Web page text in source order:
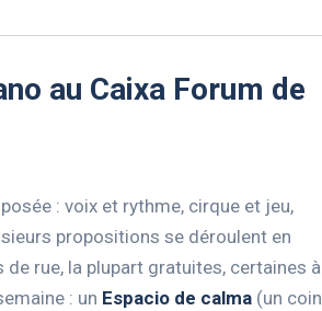
au Caixa Forum de
: voix et rythme, cirque et jeu,
propositions se déroulent en
rue, la plupart gratuites, certaines à
: un Espacio de calma (un coin